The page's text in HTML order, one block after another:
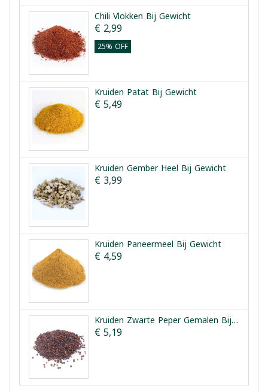
Chili Vlokken Bij Gewicht
€ 2,99
25% OFF
Kruiden Patat Bij Gewicht
€ 5,49
Kruiden Gember Heel Bij Gewicht
€ 3,99
Kruiden Paneermeel Bij Gewicht
€ 4,59
Kruiden Zwarte Peper Gemalen Bij Gewicht
€ 5,19